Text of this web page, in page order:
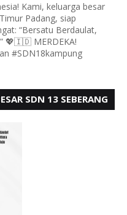
Kami, keluarga besar
Padang, siap
“Bersatu Berdaulat,
💖🇮🇩 MERDEKA!
#SDN18kampung
SDN 13 SEBERANG